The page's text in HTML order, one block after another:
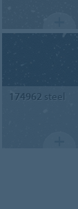
174962 steel